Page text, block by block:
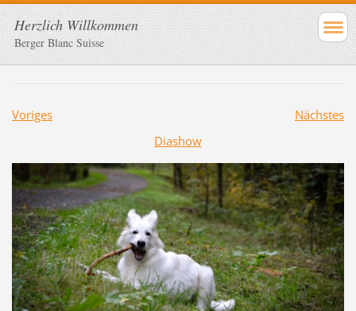
Herzlich Willkommen
Berger Blanc Suisse
Voriges
Nächstes
Diashow